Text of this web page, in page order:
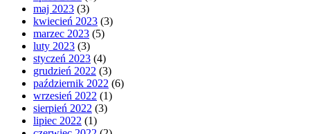
maj 2023 (3)
kwiecień 2023 (3)
marzec 2023 (5)
luty 2023 (3)
styczeń 2023 (4)
grudzień 2022 (3)
październik 2022 (6)
wrzesień 2022 (1)
sierpień 2022 (3)
lipiec 2022 (1)